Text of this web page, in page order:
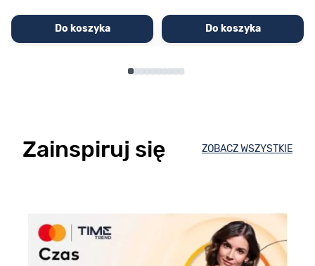
Do koszyka Do koszyka
Zainspiruj się ZOBACZ WSZYSTKIE